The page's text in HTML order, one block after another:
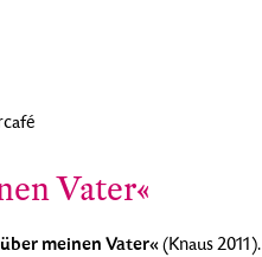
Vater«
meinen Vater«(Knaus 2011).